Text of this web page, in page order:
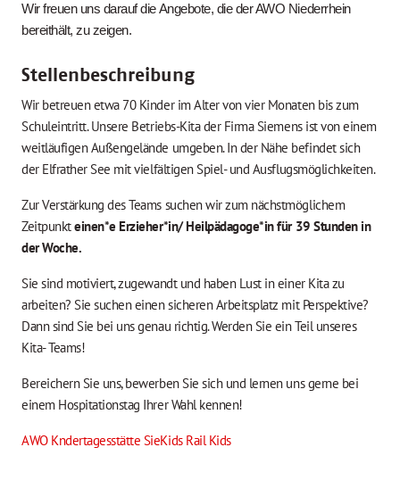
Wir freuen uns darauf die Angebote, die der AWO Niederrhein
bereithält, zu zeigen.
Stellenbeschreibung
Wir betreuen etwa 70 Kinder im Alter von vier Monaten bis zum
Schuleintritt. Unsere Betriebs-Kita der Firma Siemens ist von einem
weitläufigen Außengelände umgeben. In der Nähe befindet sich
der Elfrather See mit vielfältigen Spiel- und Ausflugsmöglichkeiten.
Zur Verstärkung des Teams suchen wir zum nächstmöglichem
Zeitpunkteinen*e Erzieher*in/ Heilpädagoge*in für 39 Stunden in
der Woche.
Sie sind motiviert, zugewandt und haben Lust in einer Kita zu
arbeiten? Sie suchen einen sicheren Arbeitsplatz mit Perspektive?
Dann sind Sie bei uns genau richtig. Werden Sie ein Teil unseres
Kita- Teams!
Bereichern Sie uns, bewerben Sie sich und lernen uns gerne bei
einem Hospitationstag Ihrer Wahl kennen!
AWO Kndertagesstätte SieKids Rail Kids